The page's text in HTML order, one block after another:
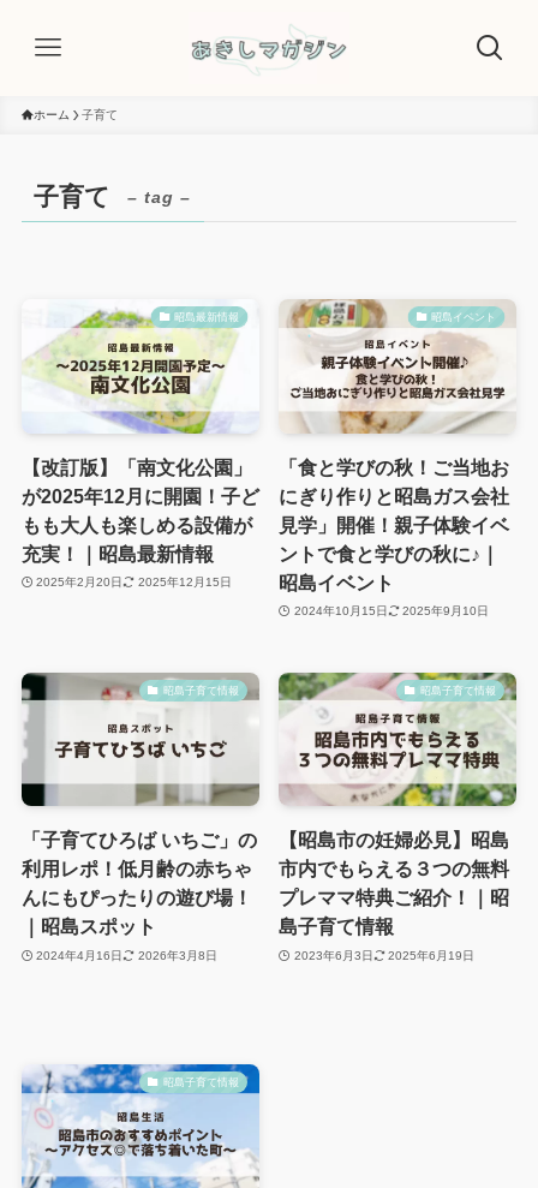
ホーム 子育て
子育て – tag –
昭島最新情報
【改訂版】「南文化公園」
が2025年12月に開園！子ど
もも大人も楽しめる設備が
充実！｜昭島最新情報
2025年2月20日 2025年12月15日
昭島イベント
「食と学びの秋！ご当地お
にぎり作りと昭島ガス会社
見学」開催！親子体験イベ
ントで食と学びの秋に♪｜
昭島イベント
2024年10月15日 2025年9月10日
昭島子育て情報
「子育てひろば いちご」の
利用レポ！低月齢の赤ちゃ
んにもぴったりの遊び場！
｜昭島スポット
2024年4月16日 2026年3月8日
昭島子育て情報
【昭島市の妊婦必見】昭島
市内でもらえる３つの無料
プレママ特典ご紹介！｜昭
島子育て情報
2023年6月3日 2025年6月19日
昭島子育て情報